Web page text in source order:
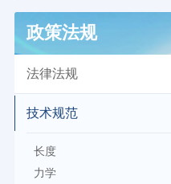
政策法规
法律法规
技术规范
长度
力学